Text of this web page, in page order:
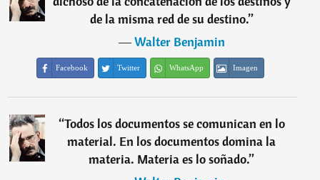
de la misma red de su destino.”
―Walter Benjamin
Facebook Twitter WhatsApp Imagen
“Todos los documentos se comunican en lo
material. En los documentos domina la
materia. Materia es lo soñado.”